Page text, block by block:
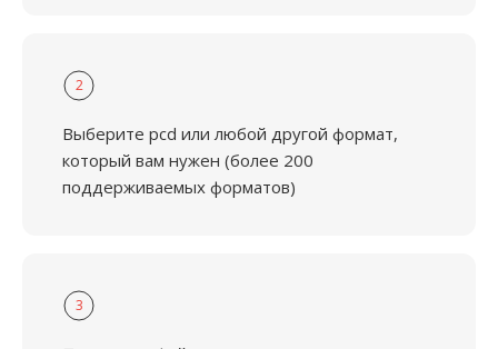
2
Выберите pcd или любой другой формат,
который вам нужен (более 200
поддерживаемых форматов)
3